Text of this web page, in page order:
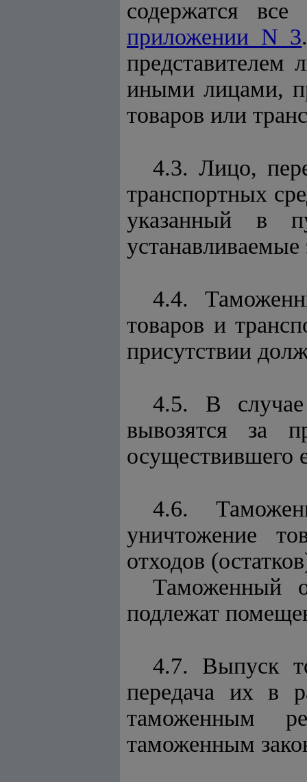
содержатся
приложении N 3
представителем
иными лицами,
товаров или
4.3. Лицо,
транспортных
указанный в
4.4.
товаров и
присутствии
4.5. В
вывозятся за
осуществившего
4.6.
уничтожение
отходов
Таможенный
подлежат
4.7. Выпуск
передача их в
таможенным
таможенным